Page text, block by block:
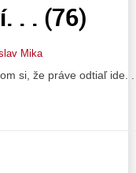
. . (76)
Mika
si, že práve odtiaľ ide.